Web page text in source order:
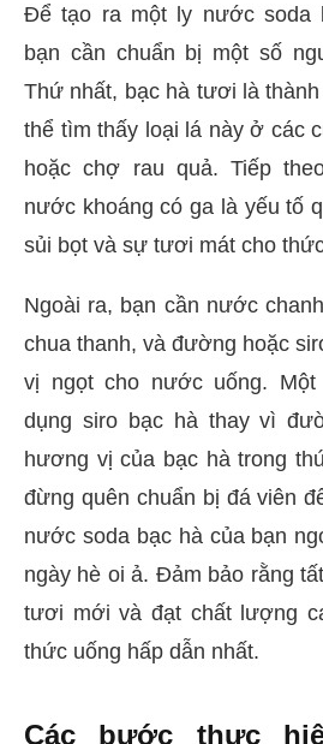
Để tạo ra một ly nước soda
bạn cần chuẩn bị một số
Thứ nhất, bạc hà tươi là
thể tìm thấy loại lá này ở các
hoặc chợ rau quả. Tiếp
nước khoáng có ga là yếu tố
sủi bọt và sự tươi mát cho
Ngoài ra, bạn cần nước
chua thanh, và đường hoặc
vị ngọt cho nước uống.
dụng siro bạc hà thay vì
hương vị của bạc hà trong
đừng quên chuẩn bị đá viên
nước soda bạc hà của bạn
ngày hè oi ả. Đảm bảo rằng
tươi mới và đạt chất lượng
thức uống hấp dẫn nhất.
Các bước thực